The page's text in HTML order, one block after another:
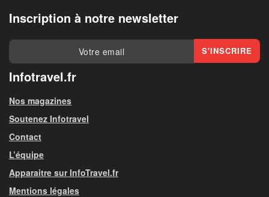
Inscription à notre newsletter
Infotravel.fr
Nos magazines
Soutenez Infotravel
Contact
L’équipe
Apparaitre sur InfoTravel.fr
Mentions légales